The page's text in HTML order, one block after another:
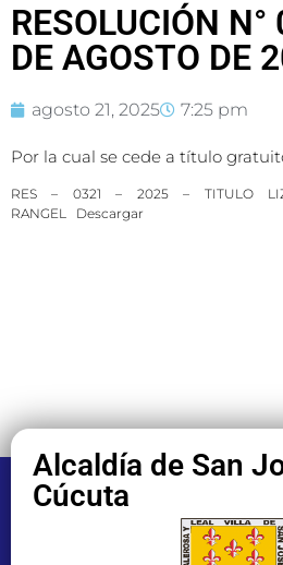
RESOLUCIÓN
DE AGOSTO DE
agosto 21, 2025 7:25 pm
Por la cual se cede a título
RES – 0321 – 2025 – TITULO
RANGEL
Descargar
Alcaldía de San
Cúcuta